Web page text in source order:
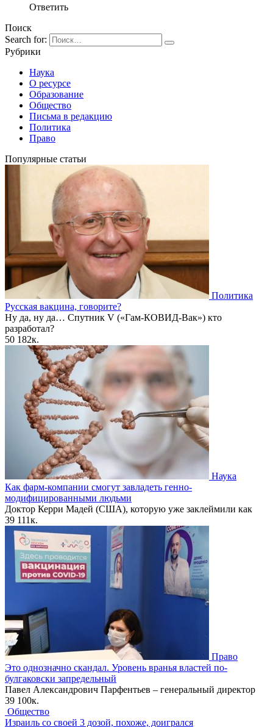
Ответить
Поиск
Search for:
Рубрики
Наука
О ресурсе
Образование
Общество
Письма в редакцию
Политика
Право
Популярные статьи
Политика
Русская вакцина, говорите?
Ну да, ну да… Спутник V («Гам-КОВИД-Вак») кто
разработал?
50 182к.
Наука
Как фарм-компании смогут завладеть генно-
модифицированными людьми
Доктор Керри Мадей (США), которую уже заклеймили как
39 111к.
Право
Это однозначно скандал. Уровень вранья властей по-
булгаковски запредельный
Павел Александрович Парфентьев – генеральный директор
39 100к.
Общество
Израиль со своей 3 дозой, похоже, доигрался